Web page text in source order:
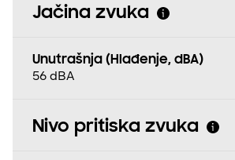
Jačina zvuka
Unutrašnja (Hlađenje, dBA)
56 dBA
Nivo pritiska zvuka